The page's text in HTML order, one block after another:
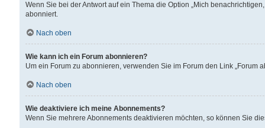
Wenn Sie bei der Antwort auf ein Thema die Option „Mich
abonniert.
Nach oben
Wie kann ich ein Forum abonnieren?
Um ein Forum zu abonnieren, verwenden Sie im Forum den Link „Forum
Nach oben
Wie deaktiviere ich meine Abonnements?
Wenn Sie mehrere Abonnements deaktivieren möchten, so können Sie